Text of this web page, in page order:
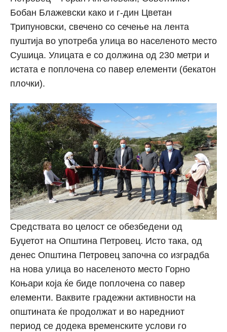
Бобан Блажевски како и г-дин Цветан
Трипуновски, свечено со сечење на лента
пуштија во употреба улица во населеното место
Сушица. Улицата е со должина од 230 метри и
истата е поплочена со павер елементи (бекатон
плочки).
Средствата во целост се обезбедени од
Буџетот на Општина Петровец. Исто така, од
денес Општина Петровец започна со изградба
на нова улица во населеното место Горно
Коњари која ќе биде поплочена со павер
елементи. Ваквите градежни активности на
општината ќе продолжат и во наредниот
период се додека временските услови го